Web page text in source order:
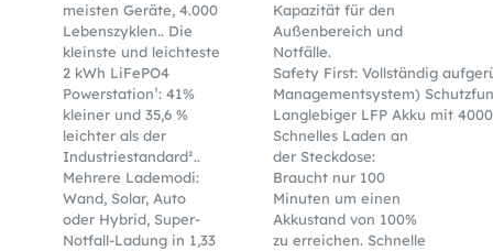
meisten Geräte, 4.000
Lebenszyklen.. Die
kleinste und leichteste
2 kWh LiFePO4
Powerstation¹: 41%
kleiner und 35,6 %
leichter als der
Industriestandard²..
Mehrere Lademodi:
Wand, Solar, Auto
oder Hybrid, Super-
Notfall-Ladung in 1,33
Kapazität für den
Außenbereich und
Notfälle.
Safety First: Vollständig
Managementsystem)
Langlebiger LFP Akku mit
Schnelles Laden an
der Steckdose:
Braucht nur 100
Minuten um einen
Akkustand von 100%
zu erreichen. Schnelle